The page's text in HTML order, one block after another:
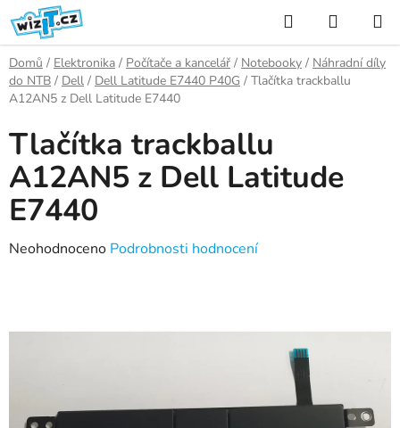
Přejít
na
obsah
Hledat
KOŠÍK
Domů / Elektronika / Počítače a kancelář / Notebooky / Náhradní díly
do NTB / Dell / Dell Latitude E7440 P40G / Tlačítka trackballu
A12AN5 z Dell Latitude E7440
Tlačítka trackballu
A12AN5 z Dell Latitude
E7440
Průměrné
hvězdiček.
Neohodnoceno Podrobnosti hodnocení